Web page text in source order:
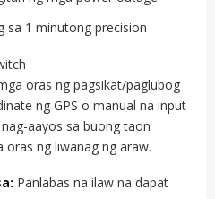
sa 1 minutong precision
oras ng pagsikat/paglubog
ng GPS o manual na input
aayos sa buong taon
oras ng liwanag ng araw.
Panlabas na ilaw na dapat